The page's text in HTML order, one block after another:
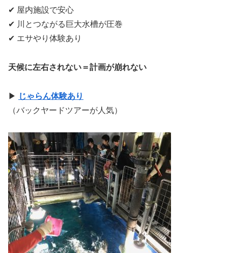
✔ 屋内施設で安心
✔ 川とつながる巨大水槽が圧巻
✔ エサやり体験あり
天候に左右されない＝計画が崩れない
▶ じゃらん体験あり
（バックヤードツアーが人気）